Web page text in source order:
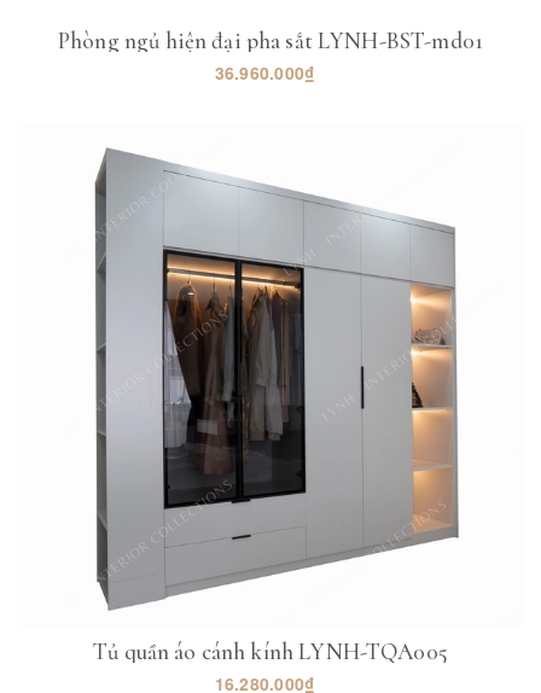
Phòng ngủ hiện đại pha sắt LYNH-BST-md01
36.960.000₫
Tủ quần áo cánh kính LYNH-TQA005
16.280.000₫